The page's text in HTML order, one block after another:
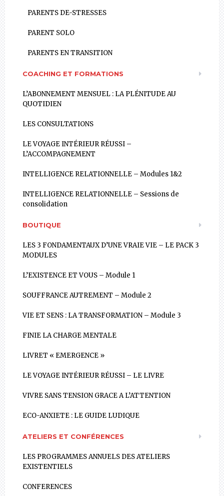
PARENTS DE-STRESSES
PARENT SOLO
PARENTS EN TRANSITION
COACHING ET FORMATIONS
L’ABONNEMENT MENSUEL : LA PLÉNITUDE AU
QUOTIDIEN
LES CONSULTATIONS
LE VOYAGE INTÉRIEUR RÉUSSI –
L’ACCOMPAGNEMENT
INTELLIGENCE RELATIONNELLE – Modules 1&2
INTELLIGENCE RELATIONNELLE – Sessions de
consolidation
BOUTIQUE
LES 3 FONDAMENTAUX D’UNE VRAIE VIE – LE PACK 3
MODULES
L’EXISTENCE ET VOUS – Module 1
SOUFFRANCE AUTREMENT – Module 2
VIE ET SENS : LA TRANSFORMATION – Module 3
FINIE LA CHARGE MENTALE
LIVRET « EMERGENCE »
LE VOYAGE INTÉRIEUR RÉUSSI – LE LIVRE
VIVRE SANS TENSION GRACE A L’ATTENTION
ECO-ANXIETE : LE GUIDE LUDIQUE
ATELIERS ET CONFÉRENCES
LES PROGRAMMES ANNUELS DES ATELIERS
EXISTENTIELS
CONFERENCES